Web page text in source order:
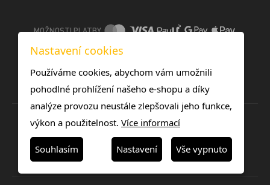
MOŽNOSTI PLATBY
DOPRAVNÍ METODY
Nastavení cookies
Používáme cookies, abychom vám umožnili
pohodlné prohlížení našeho e-shopu a díky
analýze provozu neustále zlepšovali jeho funkce,
výkon a použitelnost. Více informací
Souhlasím Nastavení Vše vypnuto